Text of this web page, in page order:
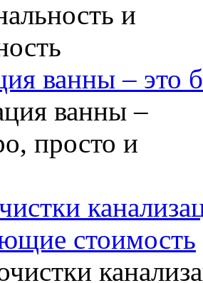
ванны – это
стоимость